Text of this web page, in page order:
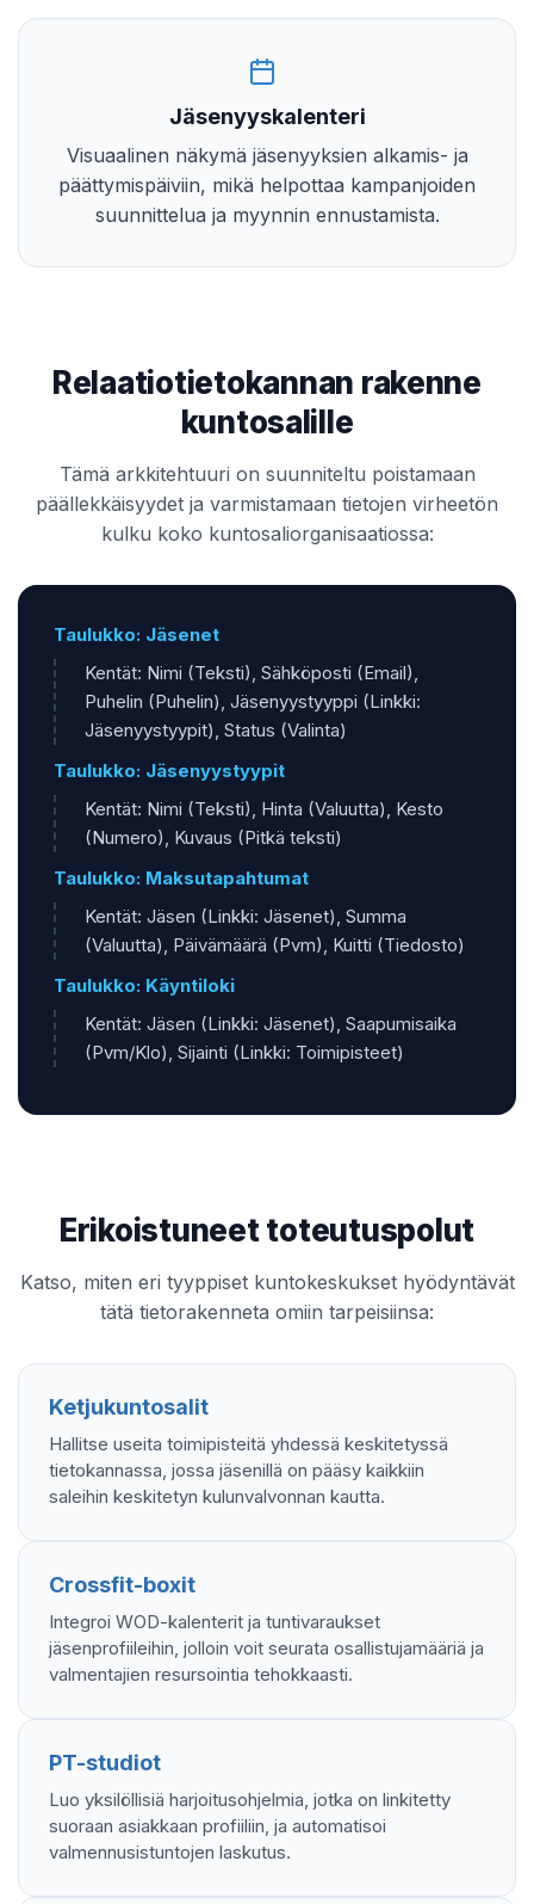
Jäsenyyskalenteri
Visuaalinen näkymä jäsenyyksien alkamis- ja
päättymispäiviin, mikä helpottaa kampanjoiden
suunnittelua ja myynnin ennustamista.
Relaatiotietokannan rakenne
kuntosalille
Tämä arkkitehtuuri on suunniteltu poistamaan
päällekkäisyydet ja varmistamaan tietojen virheetön
kulku koko kuntosaliorganisaatiossa:
Taulukko: Jäsenet
Kentät: Nimi (Teksti), Sähköposti (Email),
Puhelin (Puhelin), Jäsenyystyyppi (Linkki:
Jäsenyystyypit), Status (Valinta)
Taulukko: Jäsenyystyypit
Kentät: Nimi (Teksti), Hinta (Valuutta), Kesto
(Numero), Kuvaus (Pitkä teksti)
Taulukko: Maksutapahtumat
Kentät: Jäsen (Linkki: Jäsenet), Summa
(Valuutta), Päivämäärä (Pvm), Kuitti (Tiedosto)
Taulukko: Käyntiloki
Kentät: Jäsen (Linkki: Jäsenet), Saapumisaika
(Pvm/Klo), Sijainti (Linkki: Toimipisteet)
Erikoistuneet toteutuspolut
Katso, miten eri tyyppiset kuntokeskukset hyödyntävät
tätä tietorakenneta omiin tarpeisiinsa:
Ketjukuntosalit
Hallitse useita toimipisteitä yhdessä keskitetyssä
tietokannassa, jossa jäsenillä on pääsy kaikkiin
saleihin keskitetyn kulunvalvonnan kautta.
Crossfit-boxit
Integroi WOD-kalenterit ja tuntivaraukset
jäsenprofiileihin, jolloin voit seurata osallistujamääriä ja
valmentajien resursointia tehokkaasti.
PT-studiot
Luo yksilöllisiä harjoitusohjelmia, jotka on linkitetty
suoraan asiakkaan profiiliin, ja automatisoi
valmennusistuntojen laskutus.